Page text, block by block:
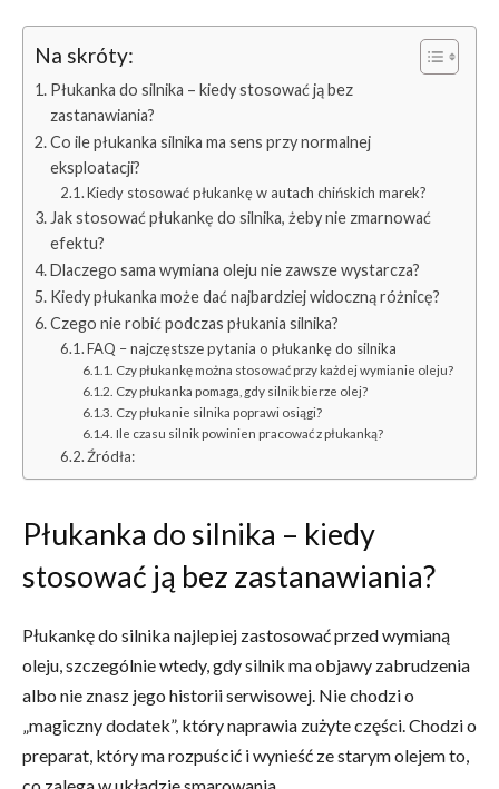
Na skróty:
Płukanka do silnika – kiedy stosować ją bez
zastanawiania?
Co ile płukanka silnika ma sens przy normalnej
eksploatacji?
Kiedy stosować płukankę w autach chińskich marek?
Jak stosować płukankę do silnika, żeby nie zmarnować
efektu?
Dlaczego sama wymiana oleju nie zawsze wystarcza?
Kiedy płukanka może dać najbardziej widoczną różnicę?
Czego nie robić podczas płukania silnika?
FAQ – najczęstsze pytania o płukankę do silnika
Czy płukankę można stosować przy każdej wymianie oleju?
Czy płukanka pomaga, gdy silnik bierze olej?
Czy płukanie silnika poprawi osiągi?
Ile czasu silnik powinien pracować z płukanką?
Źródła:
Płukanka do silnika – kiedy
stosować ją bez zastanawiania?
Płukankę do silnika najlepiej zastosować przed wymianą
oleju, szczególnie wtedy, gdy silnik ma objawy zabrudzenia
albo nie znasz jego historii serwisowej. Nie chodzi o
„magiczny dodatek”, który naprawia zużyte części. Chodzi o
preparat, który ma rozpuścić i wynieść ze starym olejem to,